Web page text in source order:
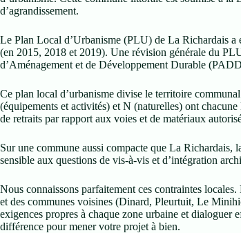
d’agrandissement.
Le Plan Local d’Urbanisme (PLU) de La Richardais
(en 2015, 2018 et 2019). Une révision générale du
d’Aménagement et de Développement Durable
Ce plan local d’urbanisme divise le territoire
(équipements et activités) et N (naturelles) ont
de retraits par rapport aux voies et de matériaux
Sur une commune aussi compacte que La Richardais,
sensible aux questions de vis-à-vis et d’intégration
Nous connaissons parfaitement ces contraintes
et des communes voisines (Dinard, Pleurtuit, Le
exigences propres à chaque zone urbaine et dialoguer
différence pour mener votre projet à bien.